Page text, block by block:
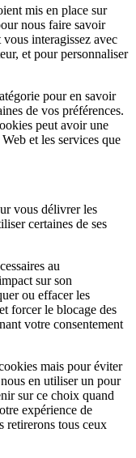
mis en place sur
nous faire savoir
interagissez avec
et pour personnaliser
pour en savoir
de vos préférences.
peut avoir une
et les services que
vous délivrer les
certaines de ses
au
sur son
ou effacer les
forcer le blocage des
votre consentement
mais pour éviter
en utiliser un pour
sur ce choix quand
expérience de
retirerons tous ceux